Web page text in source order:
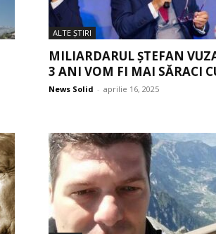
ALTE ŞTIRI
MILIARDARUL ȘTEFAN
3 ANI VOM FI MAI SĂRACI
News Solid - aprilie 16, 2025